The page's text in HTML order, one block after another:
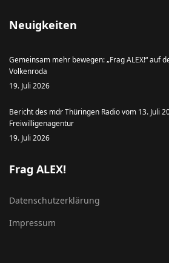
Neuigkeiten
Gemeinsam mehr bewegen: „Frag ALEX!“ auf
Volkenroda
19. Juli 2026
Bericht des mdr Thüringen Radio vom 13. Juli
Freiwilligenagentur
19. Juli 2026
Frag ALEX!
Datenschutzerklärung
Impressum